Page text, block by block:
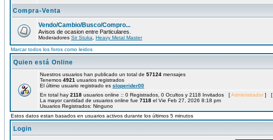
Compra-Venta
Vendo/Cambio/Busco/Compro...
Avisos de ocasion entre Particulares.
Moderadores Sir Stuka Heavy Metal Master
Marcar todos los foros como leidos
Quien está Online
Nuestros usuarios han publicado un total de 57124 mensajes
Tenemos 4921 usuarios registrados
El último usuario registrado es sloperider00
En total hay 2118 usuarios online :: 0 Registrados, 0 Ocultos y 2118 Invitados [Administrador ] [
La mayor cantidad de usuarios online fue 7118 el Vie Feb 27, 2026 8:18 pm
Usuarios Registrados: Ninguno
Estos datos estan basados en usuarios activos durante los últimos 5 minutos
Login